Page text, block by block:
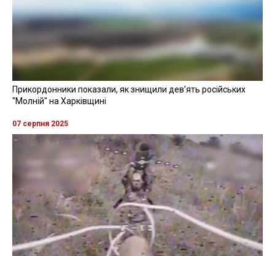
Прикордонники показали, як знищили девʼять російських
"Молній" на Харківщині
07 серпня 2025